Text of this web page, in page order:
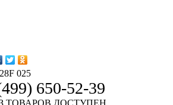
025
650-52-39
ТОВАРОВ ДОСТУПЕН